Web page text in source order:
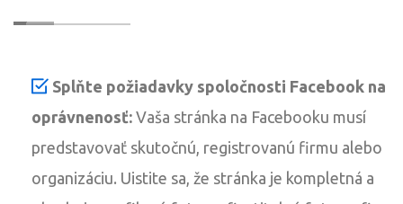
Splňte požiadavky spoločnosti Facebook na
oprávnenosť: Vaša stránka na Facebooku musí
predstavovať skutočnú, registrovanú firmu alebo
organizáciu. Uistite sa, že stránka je kompletná a